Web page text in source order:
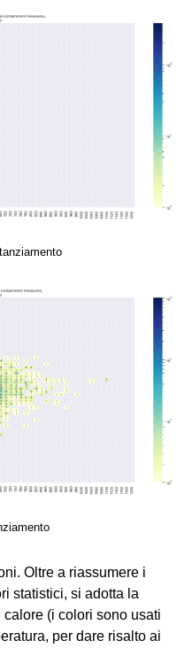
Oltre a riassumere i
statistici, si adotta la
(i colori sono usati
per dare risalto ai